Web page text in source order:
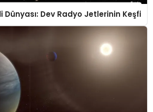
Dünyası: Dev Radyo Jetlerinin Keşfi